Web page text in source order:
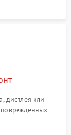
дисплея или
поврежденных
элементов